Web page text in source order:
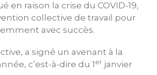
raison la crise du COVID-19,
collective de travail pour
avec succès.
a signé un avenant à la
c’est-à-dire du 1 er janvier